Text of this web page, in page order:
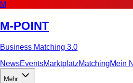
M
M-POINT
Business Matching 3.0
NewsEventsMarktplatzMatchingMein
Mehr